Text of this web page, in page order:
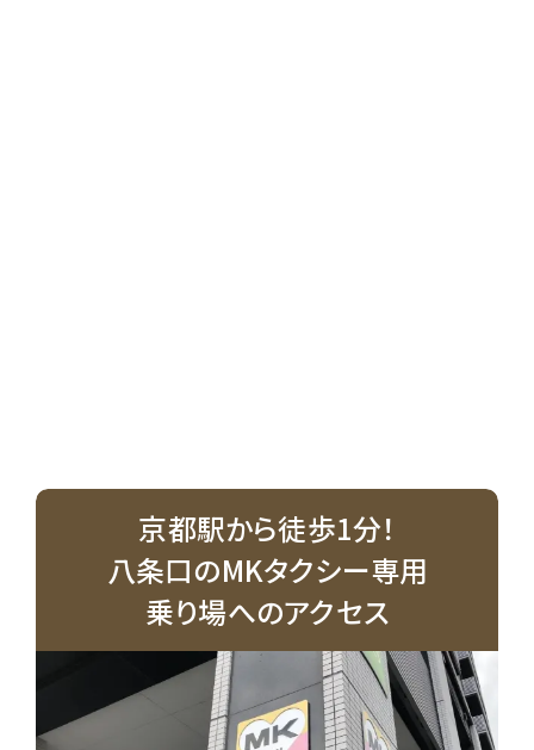
京都駅から徒歩1分！
八条口のMKタクシー専用
乗り場へのアクセス